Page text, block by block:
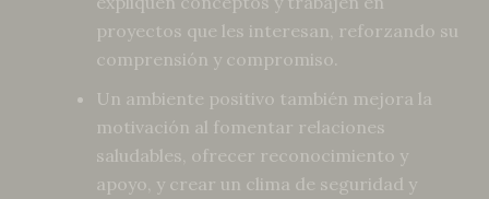
proyectos que les interesan, reforzando su
comprensión y compromiso.
Un ambiente positivo también mejora la
motivación al fomentar relaciones
saludables, ofrecer reconocimiento y
apoyo, y crear un clima de seguridad y